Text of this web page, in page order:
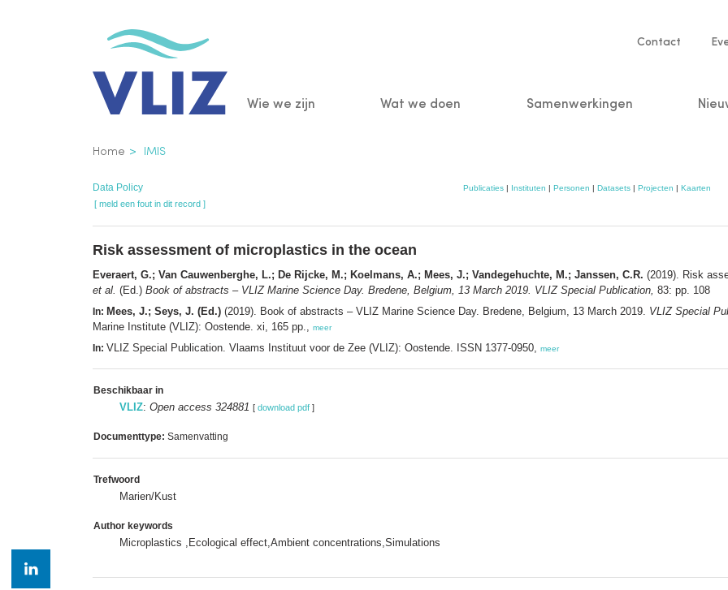
Service
Contact
Main
Wie we zijn Wat we doen Samenwerkingen
Kruimelpad
Home IMIS
Data Policy Publicaties| Instituten | Personen | Datasets| Projecten | Kaarten
[ meld een fout in dit record ]
Risk assessment of microplastics in the ocean
Everaert, G.; Van Cauwenberghe, L.; De Rijcke, M.; Koelmans, A.; Mees, J.; Vandegehuchte, M.; Janssen, C.R. (2019). Risk
et al. (Ed.) Book of abstracts – VLIZ Marine Science Day. Bredene, Belgium, 13 March 2019. VLIZ Special Publication, 83: pp. 108
In: Mees, J.; Seys, J. (Ed.) (2019). Book of abstracts – VLIZ Marine Science Day. Bredene, Belgium, 13 March 2019. VLIZ Special
Marine Institute (VLIZ): Oostende. xi, 165 pp.,
meer
In: VLIZ Special Publication. Vlaams Instituut voor de Zee (VLIZ): Oostende. ISSN 1377-0950, meer
Beschikbaar in
VLIZ: Open access 324881 [ download pdf ]
Documenttype: Samenvatting
Trefwoord
Marien/Kust
Author keywords
Microplastics ,Ecological effect,Ambient concentrations,Simulations